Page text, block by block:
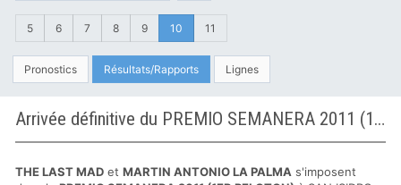
5 6 7 8 9 10 11
Pronostics Résultats/Rapports Lignes
Arrivée définitive du PREMIO SEMANERA 2011 (1ER PELOTON) à SAN ISIDRO
THE LAST MAD et MARTIN ANTONIO LA PALMA s'imposent